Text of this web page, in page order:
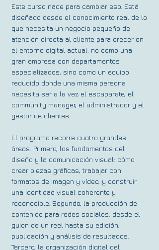
Este curso nace para cambiar eso. Está
diseñado desde el conocimiento real de lo
que necesita un negocio pequeño de
atención directa al cliente para crecer en
el entorno digital actual: no como una
gran empresa con departamentos
especializados, sino como un equipo
reducido donde una misma persona
necesita ser a la vez el escaparate, el
community manager, el administrador y el
gestor de clientes.
El programa recorre cuatro grandes
áreas. Primero, los fundamentos del
diseño y la comunicación visual: cómo
crear piezas gráficas, trabajar con
formatos de imagen y vídeo, y construir
una identidad visual coherente y
reconocible. Segundo, la producción de
contenido para redes sociales: desde el
guion de un reel hasta su edición,
publicación y análisis de resultados.
Tercero, la organización digital del